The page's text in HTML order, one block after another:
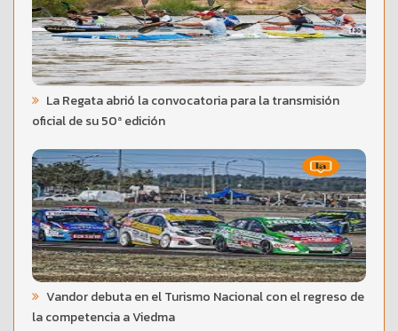
La Regata abrió la convocatoria para la transmisión
oficial de su 50ª edición
Vandor debuta en el Turismo Nacional con el regreso de
la competencia a Viedma